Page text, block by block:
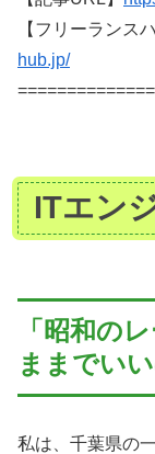
【フリーランス
hub.jp/
ITエン
「昭和の
ままでい
私は、千葉県の